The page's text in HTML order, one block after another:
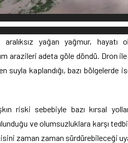
aralıksız yağan yağmur, hayatı
arazileri adeta göle döndü. Dron
suyla kaplandığı, bazı bölgelerde
riski sebebiyle bazı kırsal
ve olumsuzluklara karşı
zaman zaman sürdürebileceği